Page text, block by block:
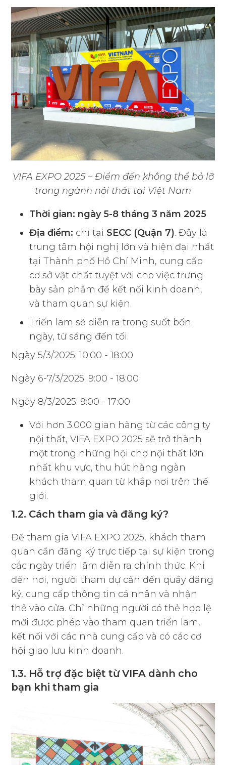
VIFA EXPO 2025 – Điểm đến không thể bỏ lỡ
trong ngành nội thất tại Việt Nam
Thời gian: ngày 5-8 tháng 3 năm 2025
Địa điểm: chỉ tại SECC (Quận 7). Đây là
trung tâm hội nghị lớn và hiện đại nhất
tại Thành phố Hồ Chí Minh, cung cấp
cơ sở vật chất tuyệt vời cho việc trưng
bày sản phẩm để kết nối kinh doanh,
và tham quan sự kiện.
Triển lãm sẽ diễn ra trong suốt bốn
ngày, từ sáng đến tối.
Ngày 5/3/2025: 10:00 - 18:00
Ngày 6-7/3/2025: 9:00 - 18:00
Ngày 8/3/2025: 9:00 - 17:00
Với hơn 3.000 gian hàng từ các công ty
nội thất, VIFA EXPO 2025 sẽ trở thành
một trong những hội chợ nội thất lớn
nhất khu vực, thu hút hàng ngàn
khách tham quan từ khắp nơi trên thế
giới.
1.2. Cách tham gia và đăng ký?
Để tham gia VIFA EXPO 2025, khách tham
quan cần đăng ký trực tiếp tại sự kiện trong
các ngày triển lãm diễn ra chính thức. Khi
đến nơi, người tham dự cần đến quầy đăng
ký, cung cấp thông tin cá nhân và nhận
thẻ vào cửa. Chỉ những người có thẻ hợp lệ
mới được phép vào tham quan triển lãm,
kết nối với các nhà cung cấp và có các cơ
hội giao lưu kinh doanh.
1.3. Hỗ trợ đặc biệt từ VIFA dành cho
bạn khi tham gia